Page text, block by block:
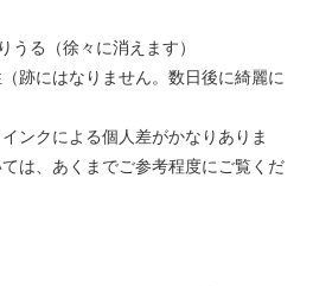
うる（徐々に消えます）
跡にはなりません。数日後に綺麗に
ンクによる個人差がかなりありま
は、あくまでご参考程度にご覧くだ